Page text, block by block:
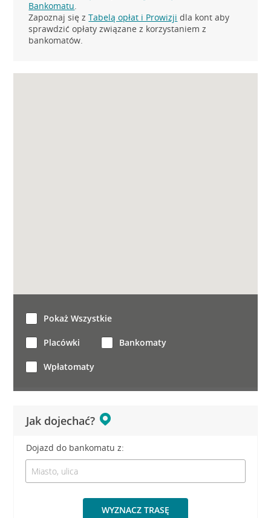
Bankomatu.
Zapoznaj się zTabelą opłat i Prowizji dla kont aby
sprawdzić opłaty związane z korzystaniem z
bankomatów.
Jak dojechać?
Dojazd do bankomatu z:
WYZNACZ TRASĘ
Pokaż Wszystkie
Placówki Bankomaty
Wpłatomaty